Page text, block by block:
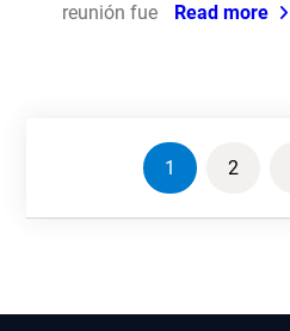
reunión fue
Read more
Paginación
1 2